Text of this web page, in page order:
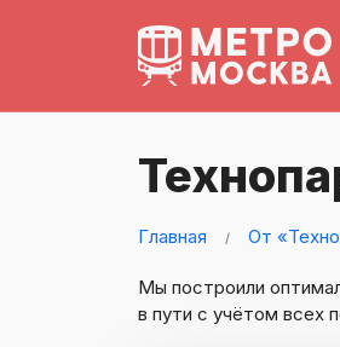
Главная От
Мы построили
в пути с учётом всех